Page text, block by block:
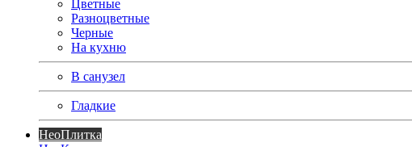
Цветные
Разноцветные
Черные
На кухню
В санузел
Гладкие
НеоПлитка